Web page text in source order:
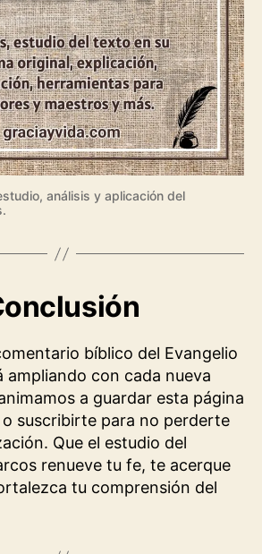
análisis y aplicación del
bíblico del Evangelio
ampliando con cada nueva
a guardar esta página
suscribirte para no perderte
Que el estudio del
renueve tu fe, te acerque
tu comprensión del